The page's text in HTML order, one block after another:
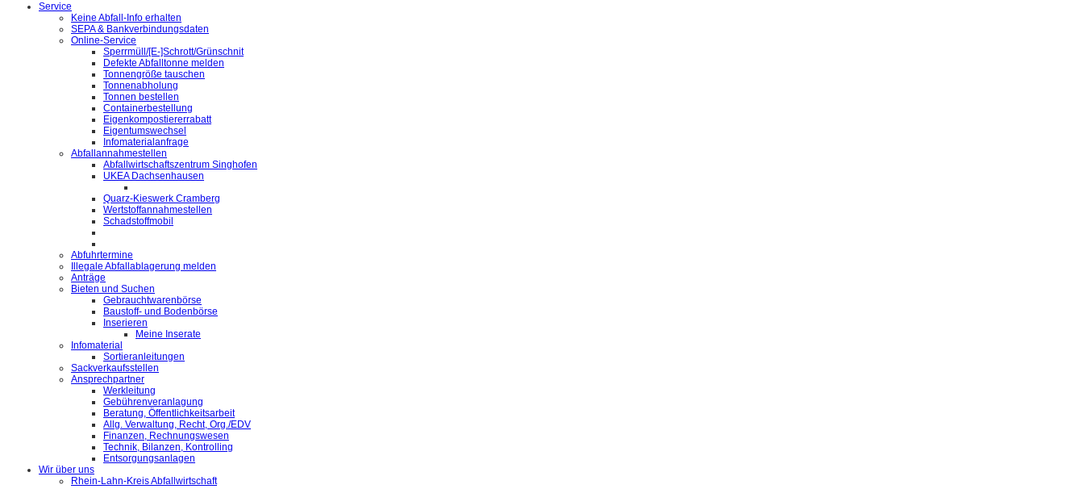
Service
Keine Abfall-Info erhalten
SEPA & Bankverbindungsdaten
Online-Service
Sperrmüll/[E-]Schrott/Grünschnit
Defekte Abfalltonne melden
Tonnengröße tauschen
Tonnenabholung
Tonnen bestellen
Containerbestellung
Eigenkompostiererrabatt
Eigentumswechsel
Infomaterialanfrage
Abfallannahmestellen
Abfallwirtschaftszentrum Singhofen
UKEA Dachsenhausen
Quarz-Kieswerk Cramberg
Wertstoffannahmestellen
Schadstoffmobil
Abfuhrtermine
Illegale Abfallablagerung melden
Anträge
Bieten und Suchen
Gebrauchtwarenbörse
Baustoff- und Bodenbörse
Inserieren
Meine Inserate
Infomaterial
Sortieranleitungen
Sackverkaufsstellen
Ansprechpartner
Werkleitung
Gebührenveranlagung
Beratung, Öffentlichkeitsarbeit
Allg. Verwaltung, Recht, Org./EDV
Finanzen, Rechnungswesen
Technik, Bilanzen, Kontrolling
Entsorgungsanlagen
Wir über uns
Rhein-Lahn-Kreis Abfallwirtschaft